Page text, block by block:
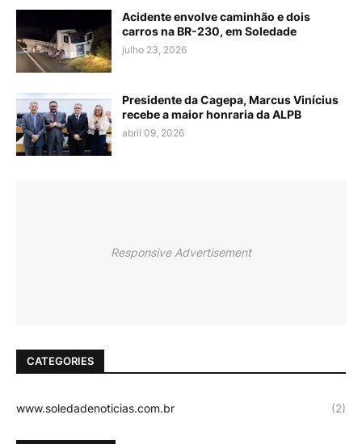
Acidente envolve caminhão e dois
carros na BR-230, em Soledade
julho 23, 2026
Presidente da Cagepa, Marcus Vinícius
recebe a maior honraria da ALPB
abril 09, 2026
Responsive Advertisement
CATEGORIES
www.soledadenoticias.com.br (2)